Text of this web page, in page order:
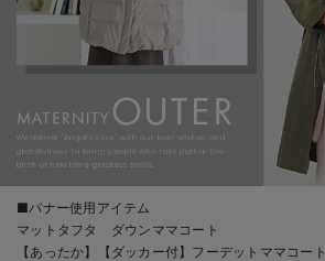
マタニティ 腹巻き
ブラトップ
快適機能ウェア特集 トップス
快適機能ウェア特集 ボトムス
快適機能ウェア特集 パジャマ
erbaviva（エルバビーバ）
■バナー使用アイテム
マットタフタ ダウンママコート
【あったか】【ダッカー付】フーデットママコート